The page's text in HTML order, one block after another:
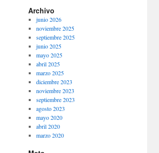
Archivo
junio 2026
noviembre 2025
septiembre 2025
junio 2025
mayo 2025
abril 2025
marzo 2025
diciembre 2023
noviembre 2023
septiembre 2023
agosto 2023
mayo 2020
abril 2020
marzo 2020